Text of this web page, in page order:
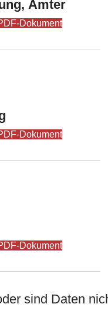
Ämter
Dokument
Dokument
Dokument
sind Daten